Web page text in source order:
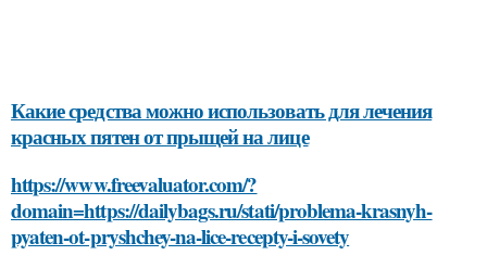
Какие средства можно использовать для лечения
красных пятен от прыщей на лице
https://www.freevaluator.com/?
domain=https://dailybags.ru/stati/problema-krasnyh-
pyaten-ot-pryshchey-na-lice-recepty-i-sovety